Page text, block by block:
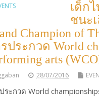
เด็ก
ชนะ
Champion of
ประกวด World
arts
28/07/2016
ระกวด World